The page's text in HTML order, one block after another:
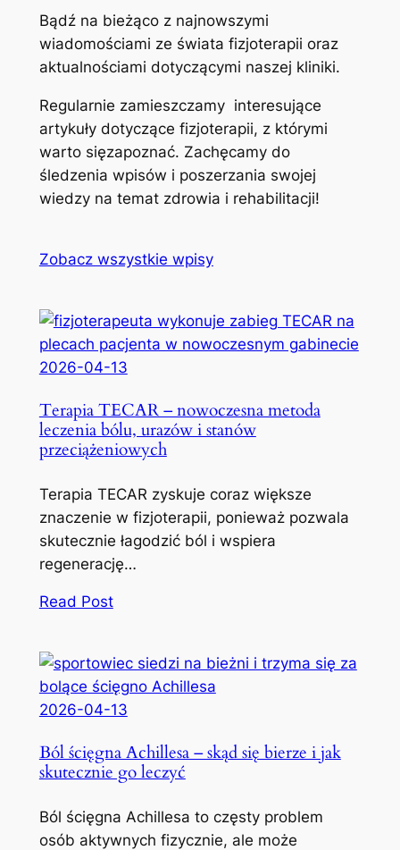
Bądź na bieżąco z najnowszymi
wiadomościami ze świata fizjoterapii oraz
aktualnościami dotyczącymi naszej kliniki.
Regularnie zamieszczamy interesujące
artykuły dotyczące fizjoterapii, z którymi
warto sięzapoznać. Zachęcamy do
śledzenia wpisów i poszerzania swojej
wiedzy na temat zdrowia i rehabilitacji!
Zobacz wszystkie wpisy
2026-04-13
Terapia TECAR – nowoczesna metoda
leczenia bólu, urazów i stanów
przeciążeniowych
Terapia TECAR zyskuje coraz większe
znaczenie w fizjoterapii, ponieważ pozwala
skutecznie łagodzić ból i wspiera
regenerację…
Read Post
2026-04-13
Ból ścięgna Achillesa – skąd się bierze i jak
skutecznie go leczyć
Ból ścięgna Achillesa to częsty problem
osób aktywnych fizycznie, ale może